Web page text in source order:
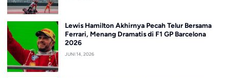
Lewis Hamilton Akhirnya Pecah Telur Bersama
Ferrari, Menang Dramatis di F1 GP Barcelona
2026
JUNI 14, 2026